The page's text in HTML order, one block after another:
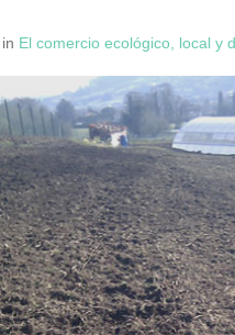
in El comercio ecológico, local y